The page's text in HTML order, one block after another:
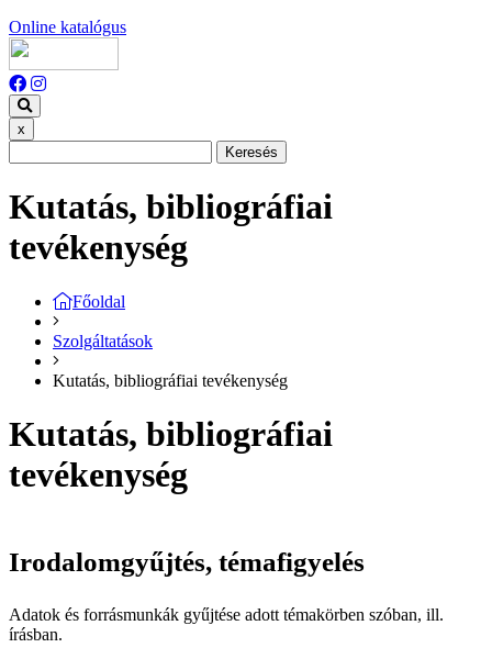
Online katalógus
x
Keresés
Kutatás, bibliográfiai
tevékenység
Főoldal
Szolgáltatások
Kutatás, bibliográfiai tevékenység
Kutatás, bibliográfiai
tevékenység
Irodalomgyűjtés, témafigyelés
Adatok és forrásmunkák gyűjtése adott témakörben szóban, ill.
írásban.